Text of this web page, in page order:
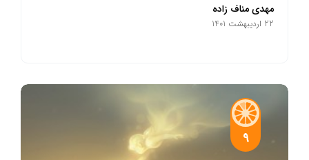
مهدی مناف زاده
22 اردیبهشت 1401
9